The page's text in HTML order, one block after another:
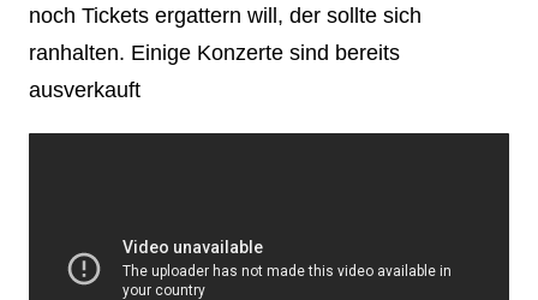
noch Tickets ergattern will, der sollte sich
ranhalten. Einige Konzerte sind bereits
ausverkauft